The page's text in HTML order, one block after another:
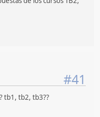
#41
tb1, tb2, tb3??